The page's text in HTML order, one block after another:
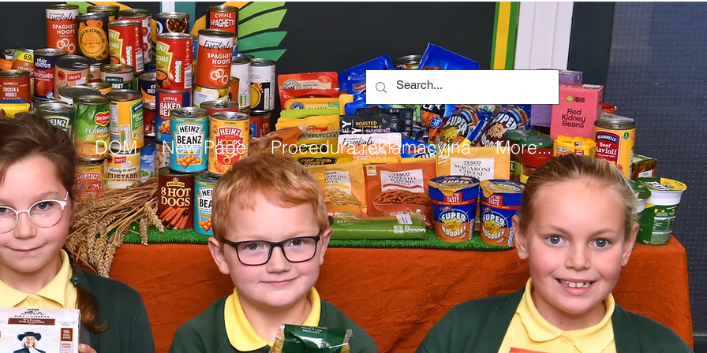
DOM New Page Procedura reklamacyjna More...